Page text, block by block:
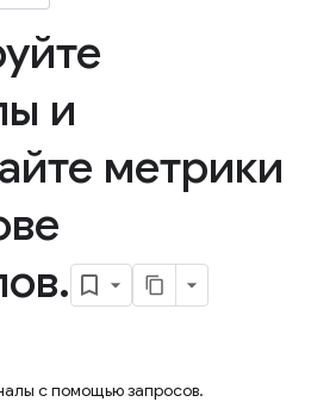
и
метрики
.
с помощью запросов.